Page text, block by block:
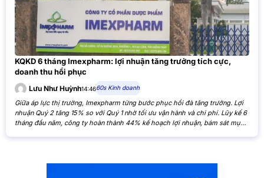
KQKD 6 tháng Imexpharm: lợi nhuận tăng trưởng tích cực,
doanh thu hồi phục
Lưu Như Huỳnh14:4660s Kinh doanh
Giữa áp lực thị trường, Imexpharm từng bước phục hồi đà tăng trưởng. Lợi
nhuận Quý 2 tăng 15% so với Quý 1 nhờ tối ưu vận hành và chi phí. Lũy kế 6
tháng đầu năm, công ty hoàn thành 44% kế hoạch lợi nhuận, bám sát mục